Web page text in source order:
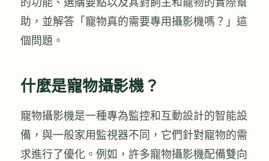
助，並解答「寵物真的需要專用攝影機嗎？」這
個問題。
什麼是寵物攝影機？
寵物攝影機是一種專為監控和互動設計的智能設
備，與一般家用監視器不同，它們針對寵物的需
求進行了優化。例如，許多寵物攝影機配備雙向